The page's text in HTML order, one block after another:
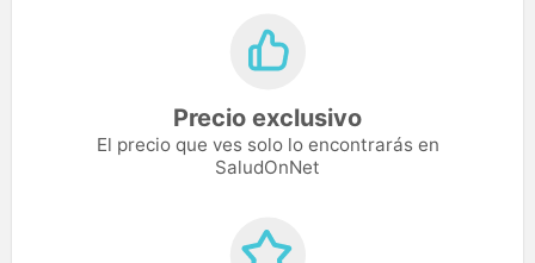
Precio exclusivo
El precio que ves solo lo encontrarás en
SaludOnNet